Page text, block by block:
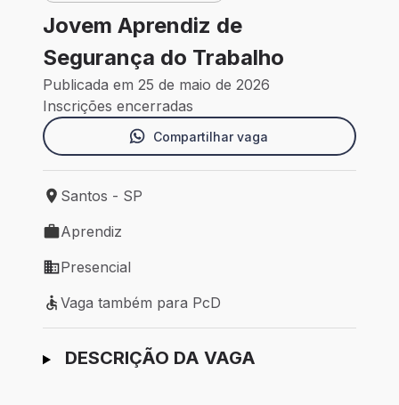
Jovem Aprendiz de
Segurança do Trabalho
Publicada em 25 de maio de 2026
Inscrições encerradas
Compartilhar vaga
Local de trabalho: Santos - SP
Santos - SP
Tipo de vaga: Aprendiz
Aprendiz
Modelo de trabalho: Presencial
Presencial
Vaga também para PcD
Vaga também para PcD
Ir para candidatura
DESCRIÇÃO DA VAGA